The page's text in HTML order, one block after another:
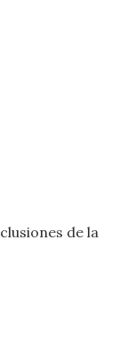
de la